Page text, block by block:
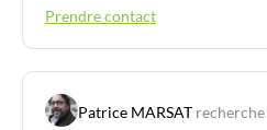
Contacter un
Prendre contact
Patrice MARSAT recherche